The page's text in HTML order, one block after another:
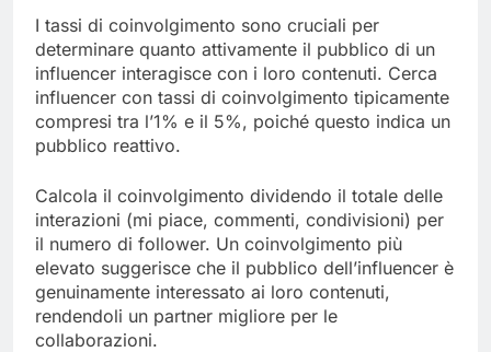
I tassi di coinvolgimento sono cruciali per
determinare quanto attivamente il pubblico di un
influencer interagisce con i loro contenuti. Cerca
influencer con tassi di coinvolgimento tipicamente
compresi tra l’1% e il 5%, poiché questo indica un
pubblico reattivo.
Calcola il coinvolgimento dividendo il totale delle
interazioni (mi piace, commenti, condivisioni) per
il numero di follower. Un coinvolgimento più
elevato suggerisce che il pubblico dell’influencer è
genuinamente interessato ai loro contenuti,
rendendoli un partner migliore per le
collaborazioni.